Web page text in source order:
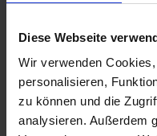
Diese Webseite
Wir verwenden
personalisieren,
zu können und die
analysieren. Außerdem